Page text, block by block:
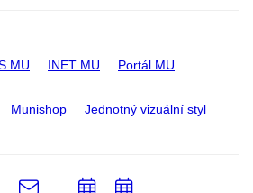
MU INET MU Portál MU
Munishop Jednotný vizuální styl
LinkedIn
e-
PřidatPřidat